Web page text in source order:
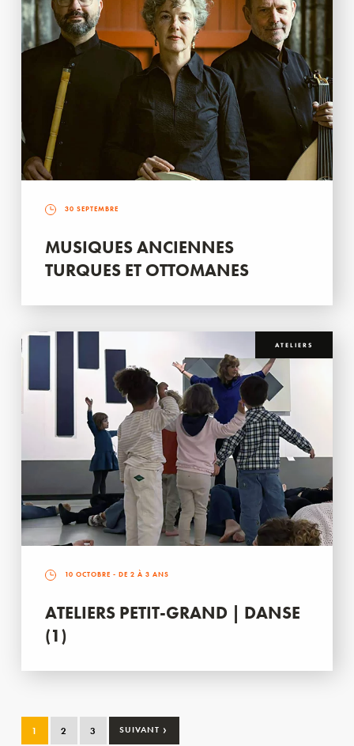
30 SEPTEMBRE
MUSIQUES ANCIENNES
TURQUES ET OTTOMANES
ATELIERS
10 OCTOBRE - DE 2 À 3 ANS
ATELIERS PETIT-GRAND | DANSE
(1)
1 2 3 SUIVANT ›